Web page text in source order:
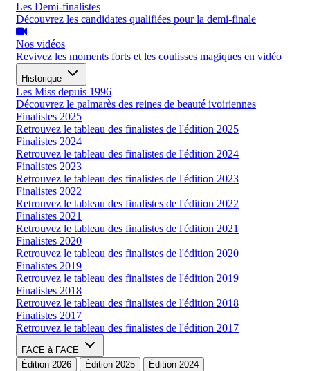
Les Demi-finalistes
Découvrez les candidates qualifiées pour la demi-finale
Nos vidéos
Revivez les moments forts et les coulisses magiques en vidéo
Historique
Les Miss depuis 1996
Découvrez le palmarès des reines de beauté ivoiriennes
Finalistes 2025
Retrouvez le tableau des finalistes de l'édition 2025
Finalistes 2024
Retrouvez le tableau des finalistes de l'édition 2024
Finalistes 2023
Retrouvez le tableau des finalistes de l'édition 2023
Finalistes 2022
Retrouvez le tableau des finalistes de l'édition 2022
Finalistes 2021
Retrouvez le tableau des finalistes de l'édition 2021
Finalistes 2020
Retrouvez le tableau des finalistes de l'édition 2020
Finalistes 2019
Retrouvez le tableau des finalistes de l'édition 2019
Finalistes 2018
Retrouvez le tableau des finalistes de l'édition 2018
Finalistes 2017
Retrouvez le tableau des finalistes de l'édition 2017
FACE à FACE
Édition 2026
Édition 2025 Édition 2024